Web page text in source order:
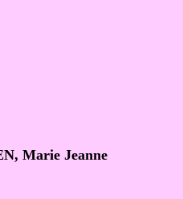
Marie Jeanne